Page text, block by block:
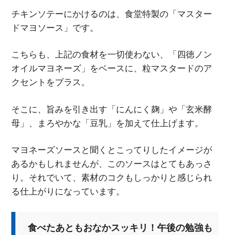
チキンソテーにかけるのは、食堂特製の「マスター
ドマヨソース」です。
こちらも、上記の食材を一切使わない、「四徳ノン
オイルマヨネーズ」をベースに、粒マスタードのア
クセントをプラス。
そこに、旨みを引き出す「にんにく麹」や「玄米酵
母」、まろやかな「豆乳」を加えて仕上げます。
マヨネーズソースと聞くとこってりしたイメージが
あるかもしれませんが、このソースはとてもあっさ
り。それでいて、素材のコクもしっかりと感じられ
る仕上がりになっています。
食べたあともおなかスッキリ！午後の勉強も